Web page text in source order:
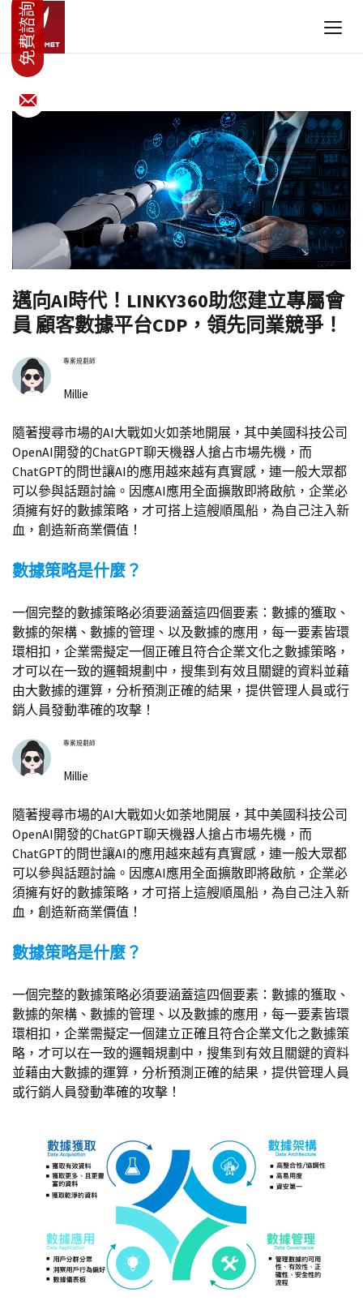
邁向AI時代！LINKY360助您建立專屬會
員 顧客數據平台CDP，領先同業競爭！
專案規劃師
Millie
隨著搜尋市場的AI大戰如火如荼地開展，其中美國科技公司
OpenAI開發的ChatGPT聊天機器人搶占市場先機，而
ChatGPT的問世讓AI的應用越來越有真實感，連一般大眾都
可以參與話題討論。因應AI應用全面擴散即將啟航，企業必
須擁有好的數據策略，才可搭上這艘順風船，為自己注入新
血，創造新商業價值！
數據策略是什麼？
一個完整的數據策略必須要涵蓋這四個要素：數據的獲取、
數據的架構、數據的管理、以及數據的應用，每一要素皆環
環相扣，企業需擬定一個正確且符合企業文化之數據策略，
才可以在一致的邏輯規劃中，搜集到有效且關鍵的資料並藉
由大數據的運算，分析預測正確的結果，提供管理人員或行
銷人員發動準確的攻擊！
專案規劃師
Millie
隨著搜尋市場的AI大戰如火如荼地開展，其中美國科技公司
OpenAI開發的ChatGPT聊天機器人搶占市場先機，而
ChatGPT的問世讓AI的應用越來越有真實感，連一般大眾都
可以參與話題討論。因應AI應用全面擴散即將啟航，企業必
須擁有好的數據策略，才可搭上這艘順風船，為自己注入新
血，創造新商業價值！
數據策略是什麼？
一個完整的數據策略必須要涵蓋這四個要素：數據的獲取、
數據的架構、數據的管理、以及數據的應用，每一要素皆環
環相扣，企業需擬定一個建立正確且符合企業文化之數據策
略，才可以在一致的邏輯規劃中，搜集到有效且關鍵的資料
並藉由大數據的運算，分析預測正確的結果，提供管理人員
或行銷人員發動準確的攻擊！